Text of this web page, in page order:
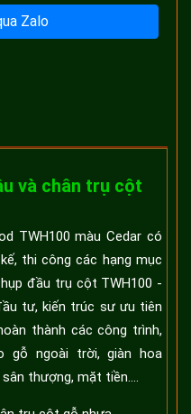
Zalo
và chân trụ cột
TWH100 màu Cedar có
thi công các hạng mục
đầu trụ cột TWH100 -
tư, kiến trúc sư ưu tiên
thành các công trình,
gỗ ngoài trời, giàn hoa
thượng, mặt tiền....